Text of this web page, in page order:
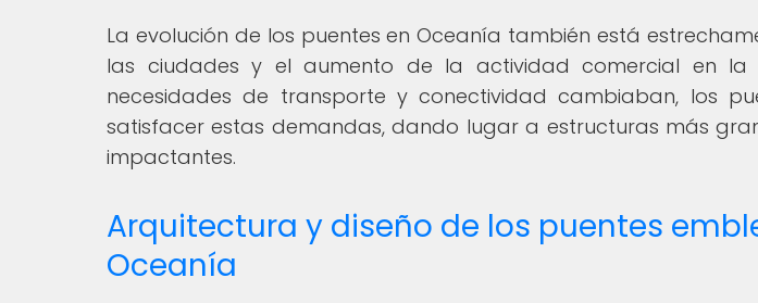
La evolución de los puentes en Oceanía también está
las ciudades y el aumento de la actividad comercial en la
necesidades de transporte y conectividad cambiaban, los
satisfacer estas demandas, dando lugar a estructuras más
impactantes.
Arquitectura y diseño de los puentes
Oceanía